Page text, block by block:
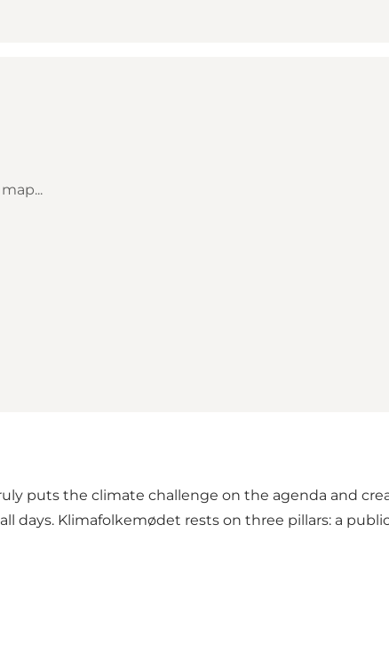
puts the climate challenge on the agenda and
Klimafolkemødet rests on three pillars: a